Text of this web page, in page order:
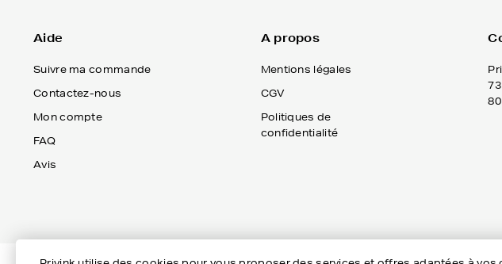
Aide
Suivre ma commande
Contactez-nous
Mon compte
FAQ
Avis
A propos
Mentions légales
CGV
Politiques de
confidentialité